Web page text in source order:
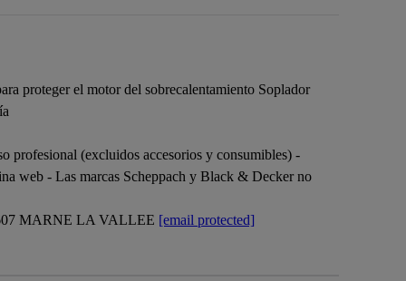
proteger el motor del sobrecalentamiento Soplador
profesional (excluidos accesorios y consumibles) -
web - Las marcas Scheppach y Black & Decker no
MARNE LA VALLEE [email protected]